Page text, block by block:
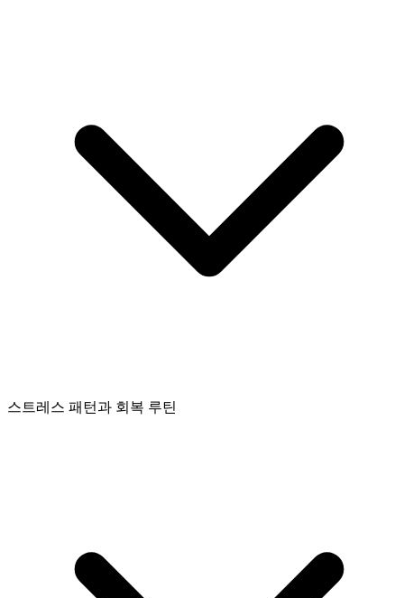
스트레스 패턴과 회복 루틴